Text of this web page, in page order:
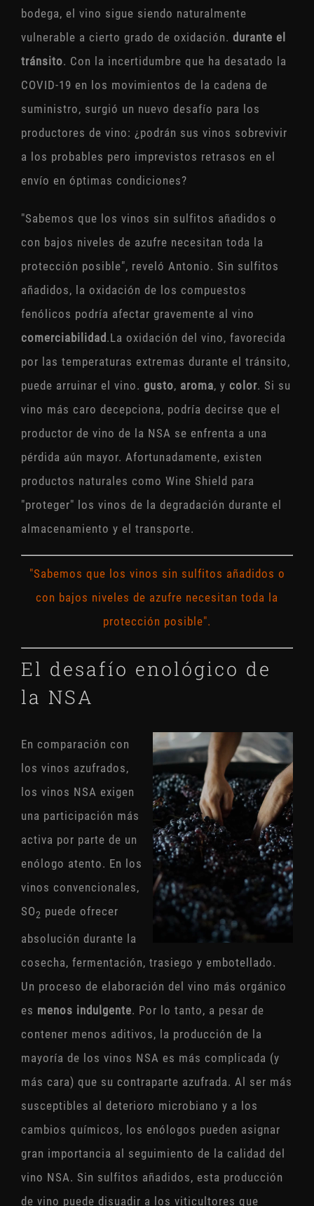
bodega, el vino sigue siendo naturalmente
vulnerable a cierto grado de oxidación. durante el
tránsito. Con la incertidumbre que ha desatado la
COVID-19 en los movimientos de la cadena de
suministro, surgió un nuevo desafío para los
productores de vino: ¿podrán sus vinos sobrevivir
a los probables pero imprevistos retrasos en el
envío en óptimas condiciones?
"Sabemos que los vinos sin sulfitos añadidos o
con bajos niveles de azufre necesitan toda la
protección posible", reveló Antonio. Sin sulfitos
añadidos, la oxidación de los compuestos
fenólicos podría afectar gravemente al vino
comerciabilidad.La oxidación del vino, favorecida
por las temperaturas extremas durante el tránsito,
puede arruinar el vino. gusto, aroma, y color. Si su
vino más caro decepciona, podría decirse que el
productor de vino de la NSA se enfrenta a una
pérdida aún mayor. Afortunadamente, existen
productos naturales como Wine Shield para
"proteger" los vinos de la degradación durante el
almacenamiento y el transporte.
"Sabemos que los vinos sin sulfitos añadidos o
con bajos niveles de azufre necesitan toda la
protección posible".
El desafío enológico de
la NSA
En comparación con
los vinos azufrados,
los vinos NSA exigen
una participación más
activa por parte de un
enólogo atento. En los
vinos convencionales,
SO2 puede ofrecer
absolución durante la
cosecha, fermentación, trasiego y embotellado.
Un proceso de elaboración del vino más orgánico
es menos indulgente. Por lo tanto, a pesar de
contener menos aditivos, la producción de la
mayoría de los vinos NSA es más complicada (y
más cara) que su contraparte azufrada. Al ser más
susceptibles al deterioro microbiano y a los
cambios químicos, los enólogos pueden asignar
gran importancia al seguimiento de la calidad del
vino NSA. Sin sulfitos añadidos, esta producción
de vino puede disuadir a los viticultores que